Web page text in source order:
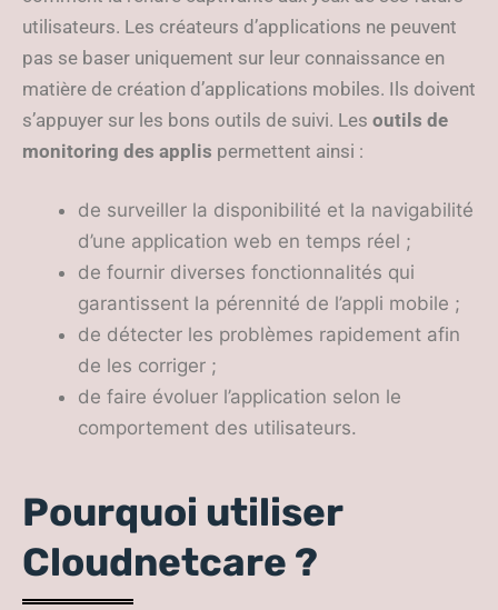
utilisateurs. Les créateurs d’applications ne peuvent
pas se baser uniquement sur leur connaissance en
matière de création d’applications mobiles. Ils doivent
s’appuyer sur les bons outils de suivi. Les outils de
monitoring des applis permettent ainsi :
de surveiller la disponibilité et la navigabilité
d’une application web en temps réel ;
de fournir diverses fonctionnalités qui
garantissent la pérennité de l’appli mobile ;
de détecter les problèmes rapidement afin
de les corriger ;
de faire évoluer l’application selon le
comportement des utilisateurs.
Pourquoi utiliser
Cloudnetcare ?